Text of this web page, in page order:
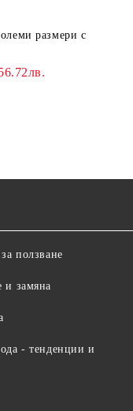
размери с
ползване
и замяна
- тенденции и